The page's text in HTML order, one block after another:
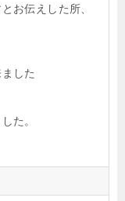
お伝えした所、
した
た。